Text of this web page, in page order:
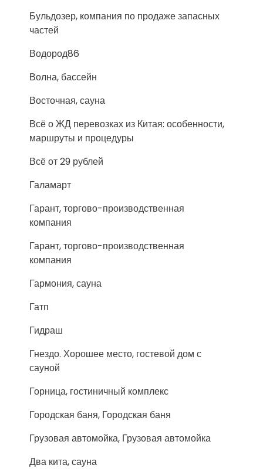
Бульдозер, компания по продаже запасных
частей
Водород86
Волна, бассейн
Восточная, сауна
Всё о ЖД перевозках из Китая: особенности,
маршруты и процедуры
Всё от 29 рублей
Галамарт
Гарант, торгово-производственная
компания
Гарант, торгово-производственная
компания
Гармония, сауна
Гатп
Гидраш
Гнездо. Хорошее место, гостевой дом с
сауной
Горница, гостиничный комплекс
Городская баня, Городская баня
Грузовая автомойка, Грузовая автомойка
Два кита, сауна